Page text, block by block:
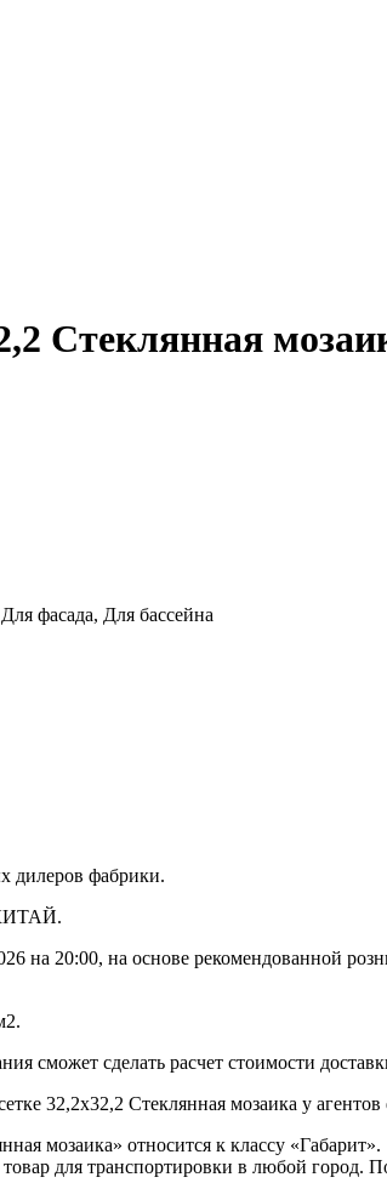
Стеклянная
фасада, Для бассейна
дилеров фабрики.
КИТАЙ.
на 20:00, на основе рекомендованной
сможет сделать расчет стоимости
32,2x32,2 Стеклянная мозаика у
мозаика» относится к классу «Габарит».
для транспортировки в любой